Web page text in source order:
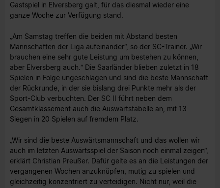
Gastspiel in Elversberg galt, für das diesmal wieder eine
ganze Woche zur Verfügung stand.
„Am Samstag treffen die beiden mit Abstand besten
Mannschaften der Liga aufeinander“, so der SC-Trainer. „Wir
brauchen eine sehr gute Leistung um bestehen zu können,
aber Elversberg auch.“ Die Saarländer blieben zuletzt in 18
Spielen in Folge ungeschlagen und sind die beste Mannschaft
der Rückrunde, in der sie bislang drei Punkte mehr als der
Sport-Club verbuchten. Der SC II führt neben dem
Gesamtklassement auch die Auswärtstabelle an, mit 13
Siegen in 20 Spielen auf fremdem Platz.
„Wir sind die beste Auswärtsmannschaft und das wollen wir
auch im letzten Auswärtsspiel der Saison noch einmal zeigen“,
erklärt Christian Preußer. Dafür gelte es an die Leistungen der
vergangenen Wochen anzuknüpfen, mutig zu spielen und
gleichzeitig konzentriert zu verteidigen. Nicht nur, weil die